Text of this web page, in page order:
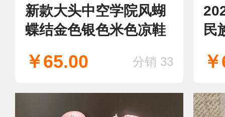
新款大头中空学院风蝴
蝶结金色银色米色凉鞋
￥65.00 分销 33
民
风